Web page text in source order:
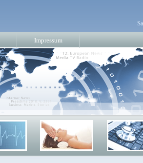
Impressum